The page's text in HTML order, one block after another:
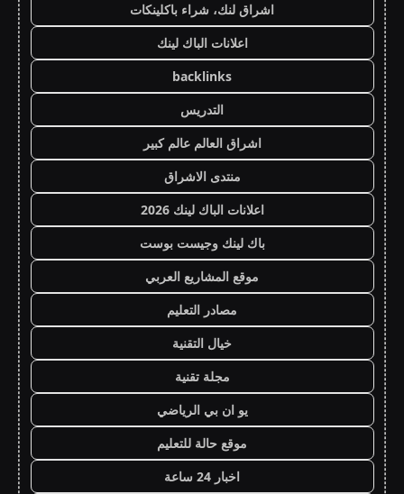
اشراق لنك، شراء باكلينكات
اعلانات الباك لينك
backlinks
التدريس
اشراق العالم عالم كبير
منتدى الاشراق
اعلانات الباك لينك 2026
باك لينك وجيست بوست
موقع المشاريع العربي
مصادر التعليم
خيال التقنية
مجلة تقنية
يو ان بي الرياضي
موقع حالة للتعليم
اخبار 24 ساعة